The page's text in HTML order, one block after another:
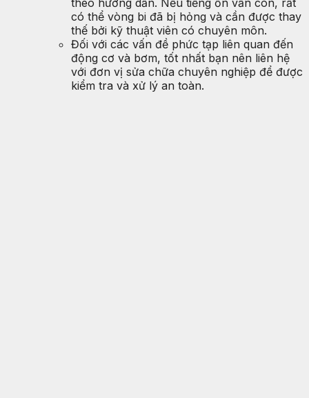
theo hướng dẫn. Nếu tiếng ồn vẫn còn, rất
có thể vòng bi đã bị hỏng và cần được thay
thế bởi kỹ thuật viên có chuyên môn.
Đối với các vấn đề phức tạp liên quan đến
động cơ và bơm, tốt nhất bạn nên liên hệ
với đơn vị sửa chữa chuyên nghiệp để được
kiểm tra và xử lý an toàn.